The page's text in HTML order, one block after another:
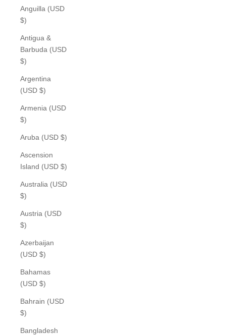
Anguilla (USD
$)
Antigua &
Barbuda (USD
$)
Argentina
(USD $)
Armenia (USD
$)
Aruba (USD $)
Ascension
Island (USD $)
Australia (USD
$)
Austria (USD
$)
Azerbaijan
(USD $)
Bahamas
(USD $)
Bahrain (USD
$)
Bangladesh